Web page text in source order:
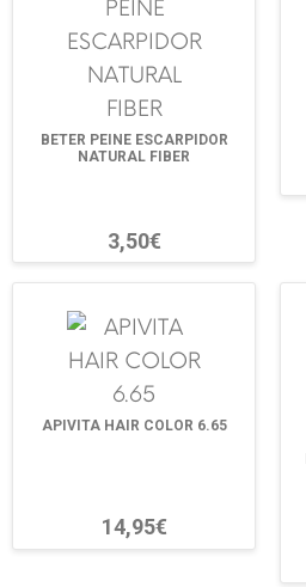
BETER PEINE ESCARPIDOR
NATURAL FIBER
3,50€
APIVITA HAIR COLOR 6.65
14,95€